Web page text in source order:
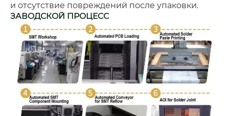
и отсутствие повреждений после упаковки.
ЗАВОДСКОЙ ПРОЦЕСС